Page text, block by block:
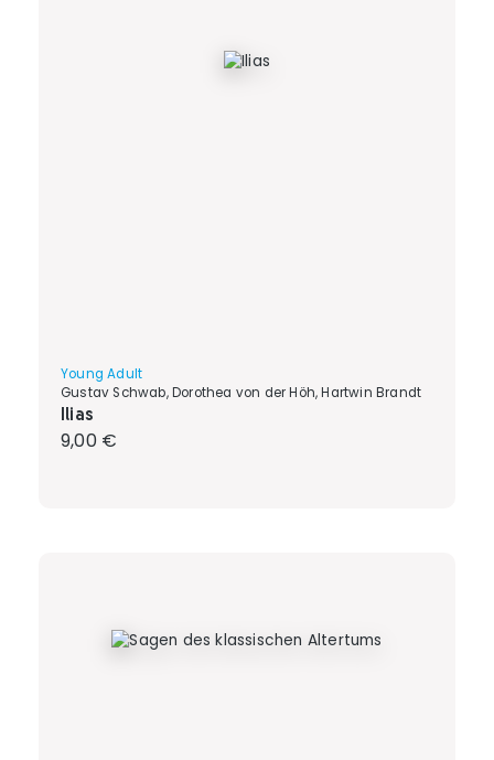
Young Adult
Gustav Schwab, Dorothea von der Höh, Hartwin Brandt
Ilias
Regulärer Preis:
9,00 €